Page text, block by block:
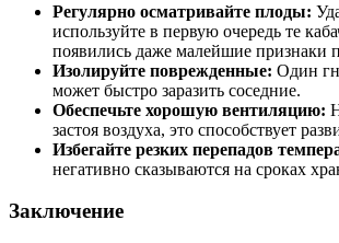
Регулярно осматривайте плоды:
используйте в первую очередь те
появились даже малейшие признаки
Изолируйте поврежденные: Один
может быстро заразить соседние.
Обеспечьте хорошую вентиляцию:
застоя воздуха, это способствует
Избегайте резких перепадов
негативно сказываются на сроках
Заключение